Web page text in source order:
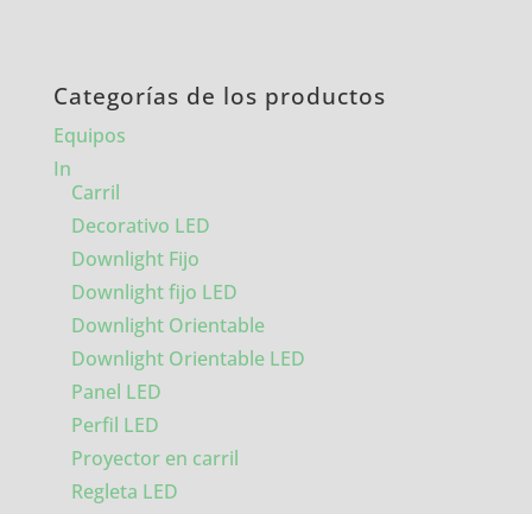
Categorías de los productos
Equipos
In
Carril
Decorativo LED
Downlight Fijo
Downlight fijo LED
Downlight Orientable
Downlight Orientable LED
Panel LED
Perfil LED
Proyector en carril
Regleta LED